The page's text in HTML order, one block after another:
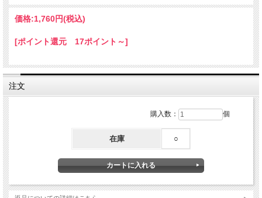
本作は、ロシアの画家ワシリー・カンディンスキーをモチーフにしたデザイン。音
楽のように心に響く抽象絵画の世界観を取り入れ、鮮やかな色彩とリズミカルな構
形や色が自由に響き合うデザインは、本に挟むたびに感性を刺激します。5枚それ
ぞれ異なるビジュアルで、気分や本の内容に合わせて使い分けることも可能です。
が好きな方へのギフトにもおすすめです。
価格:1,760円(税込)
[ポイント還元 17ポイント～]
注文
購入数： 個
在庫 ○